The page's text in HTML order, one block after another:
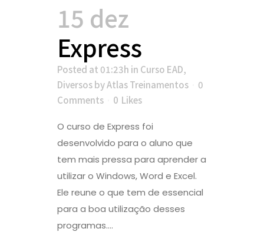
15 dez
Express
Posted at 01:23h in Curso EAD,
DiversosbyAtlas Treinamentos
0
Comments
0 Likes
O curso de Express foi
desenvolvido para o aluno que
tem mais pressa para aprender a
utilizar o Windows, Word e Excel.
Ele reune o que tem de essencial
para a boa utilização desses
programas....